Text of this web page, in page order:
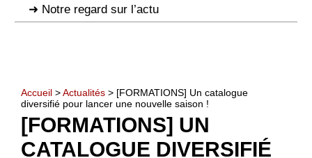
Notre regard sur l’actu
Accueil >Actualités > [FORMATIONS] Un catalogue
diversifié pour lancer une nouvelle saison !
[FORMATIONS] UN
CATALOGUE DIVERSIFIÉ